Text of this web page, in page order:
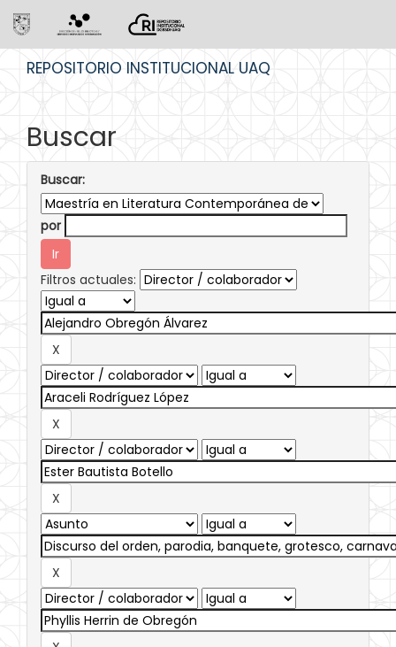
REPOSITORIO INSTITUCIONAL UAQ
Buscar
Buscar:
por
Filtros actuales: